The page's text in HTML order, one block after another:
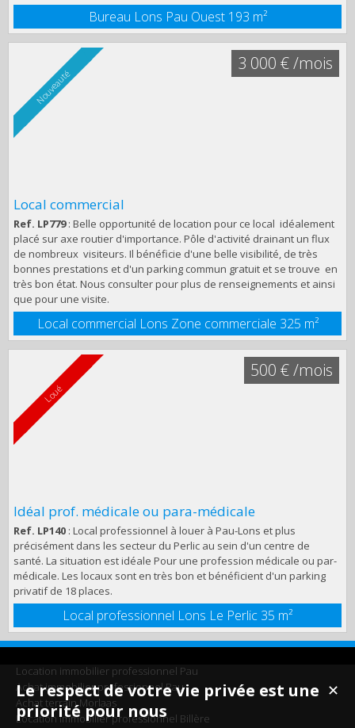
Bureau Lons Pau Ouest 193 m²
Nouveauté
Local commercial
Ref. LP779: Belle opportunité de location pour ce local idéalement
placé sur axe routier d'importance. Pôle d'activité drainant un flux
de nombreux visiteurs. Il bénéficie d'une belle visibilité, de très
bonnes prestations et d'un parking commun gratuit et se trouve en
très bon état. Nous consulter pour plus de renseignements et ainsi
que pour une visite.
Local commercial Lons Zone commerciale 325 m²
3 000 € /mois
Loué
Idéal prof. médicale ou para-médicale
Ref. LP140 : Local professionnel à louer à Pau-Lons et plus
précisément dans les secteur du Perlic au sein d'un centre de
santé. La situation est idéale Pour une profession médicale ou par-
médicale. Les locaux sont en très bon et bénéficient d'un parking
privatif de 18 places.
Local professionnel Lons Le Perlic 35 m²
500 € /mois
Location immobilier professionnel Pau
Achat immobilier professionnel Pau
Achat terrain Morlaas
Location immobilier professionnel Billère
✕
Le respect de votre vie privée est une
priorité pour nous